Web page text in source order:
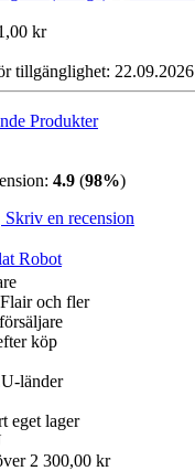
kr
tillgänglighet: 22.09.2026
Produkter
4.9 (98%)
Skriv en recension
Robot
och fler
köp
länder
eget lager
2 300,00 kr